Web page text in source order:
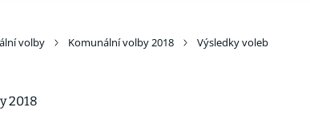
volby Komunální volby 2018 Výsledky voleb